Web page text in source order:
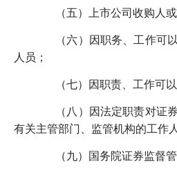
（五）上市公司收购人或
（六）因职务、工作可以
人员；
（七）因职责、工作可以
（八）因法定职责对证券
有关主管部门、监管机构的工作
（九）国务院证券监督管